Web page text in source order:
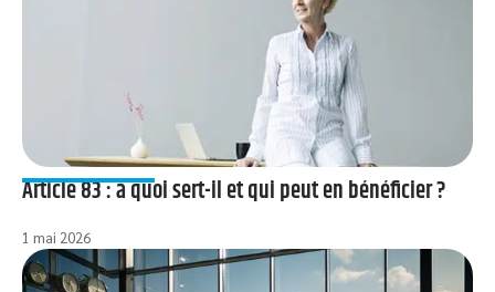
Article 83 : à quoi sert-il et qui peut en bénéficier ?
1 mai 2026